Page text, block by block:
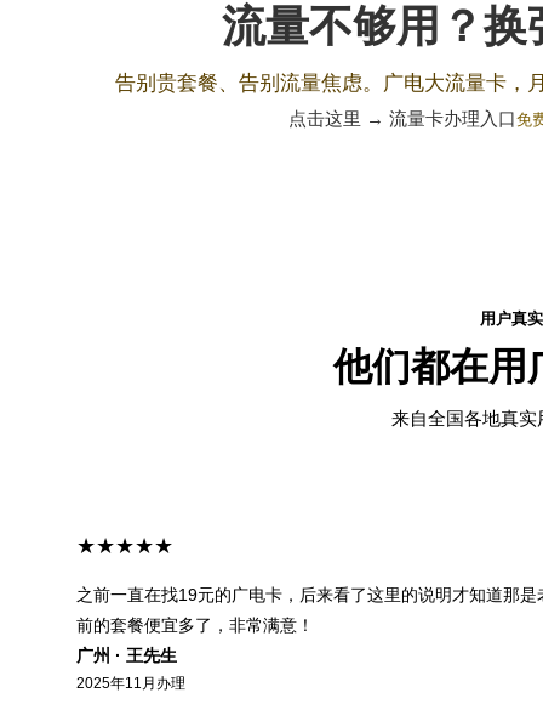
流量不够用？
告别贵套餐、告别流量焦虑。广电大流量卡，
点击这里 → 流量卡办理入口免
用户真
他们都在用
来自全国各地真实
★★★★★
之前一直在找19元的广电卡，后来看了这里的说明才知道那
前的套餐便宜多了，非常满意！
广州 · 王先生
2025年11月办理